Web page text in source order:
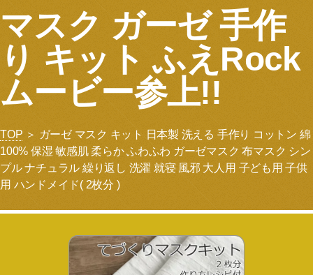
マスク ガーゼ 手作
り キット ふえRock
ムービー参上!!
TOP ＞ ガーゼ マスク キット 日本製 洗える 手作り コットン 綿
100% 保湿 敏感肌 柔らか ふわふわ ガーゼマスク 布マスク シン
プル ナチュラル 繰り返し 洗濯 就寝 風邪 大人用 子ども用 子供
用 ハンドメイド( 2枚分 )